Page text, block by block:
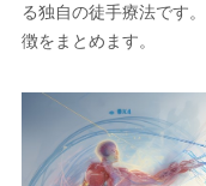
る独自の徒手療法です
徴をまとめます。